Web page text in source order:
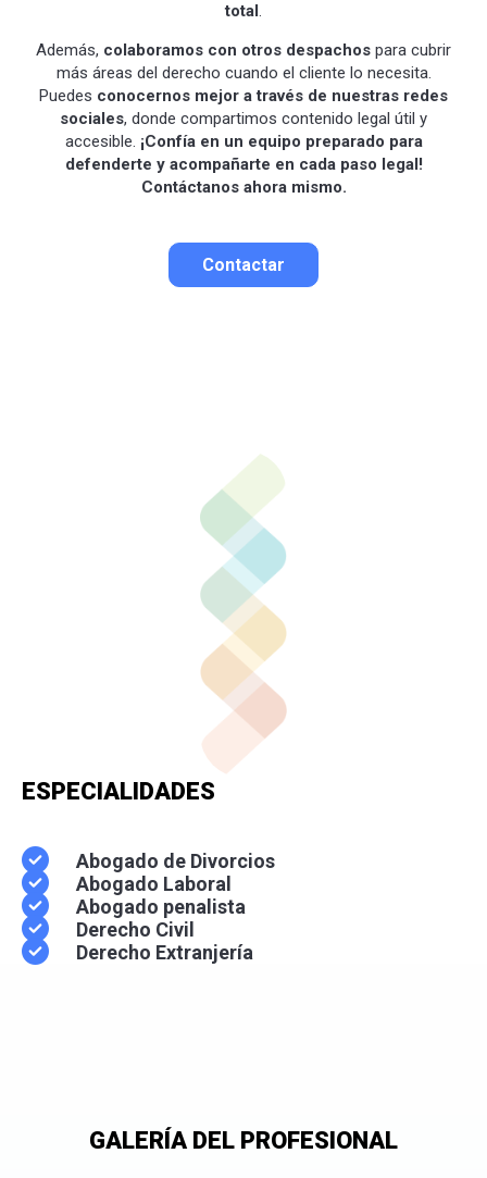
total .
Además, colaboramos con otros despachos para cubrir
más áreas del derecho cuando el cliente lo necesita.
Puedes conocernos mejor a través de nuestras redes
sociales, donde compartimos contenido legal útil y
accesible. ¡Confía en un equipo preparado para
defenderte y acompañarte en cada paso legal!
Contáctanos ahora mismo.
Contactar
ESPECIALIDADES
Abogado de Divorcios
Abogado Laboral
Abogado penalista
Derecho Civil
Derecho Extranjería
GALERÍA DEL PROFESIONAL